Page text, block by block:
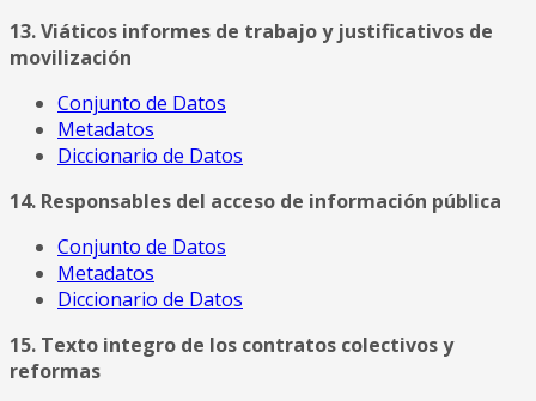
13. Viáticos informes de trabajo y justificativos de
movilización
Conjunto de Datos
Metadatos
Diccionario de Datos
14. Responsables del acceso de información pública
Conjunto de Datos
Metadatos
Diccionario de Datos
15. Texto integro de los contratos colectivos y
reformas